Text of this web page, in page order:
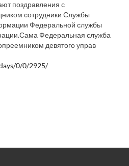
поздравления с
сотрудники Службы
Федеральной службы
Федеральная служба
девятого управ
0/0/2925/